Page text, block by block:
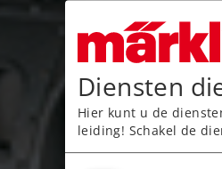
Diensten
Hier kunt u de
leiding! Schakel de